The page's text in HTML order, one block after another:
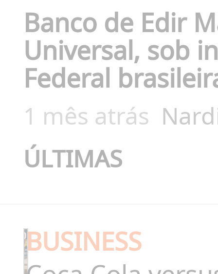
Banco de Edir
Universal, sob
Federal
1 mês atrás
ÚLTIMAS
BUSINESS